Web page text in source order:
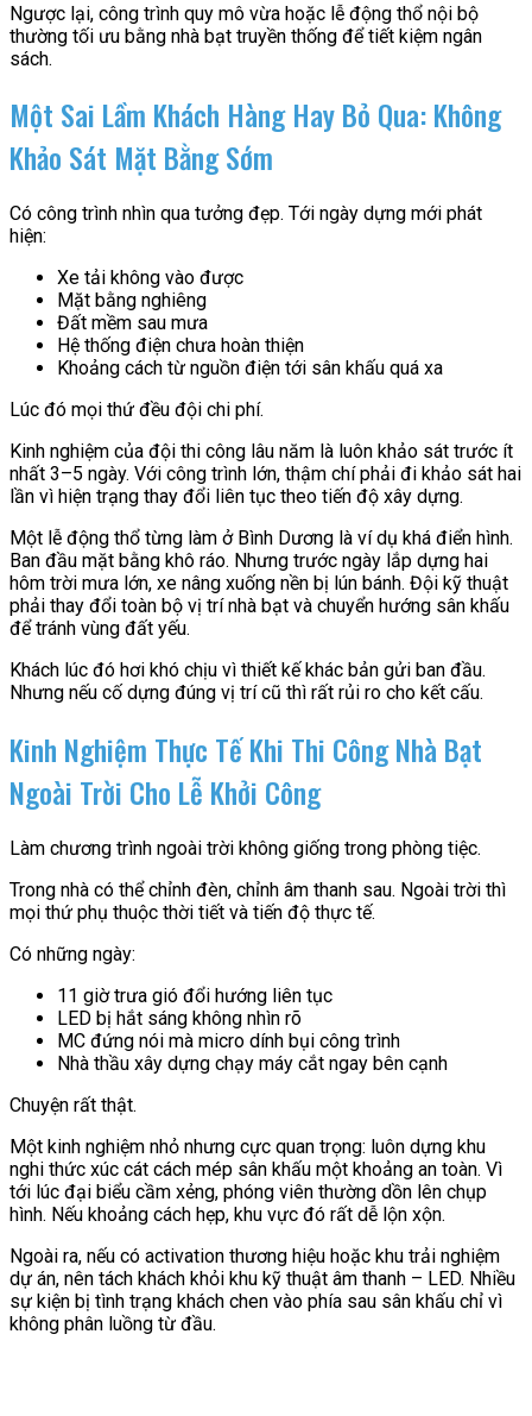
Ngược lại, công trình quy mô vừa hoặc lễ động thổ nội bộ
thường tối ưu bằng nhà bạt truyền thống để tiết kiệm ngân
sách.
Một Sai Lầm Khách Hàng Hay Bỏ Qua: Không
Khảo Sát Mặt Bằng Sớm
Có công trình nhìn qua tưởng đẹp. Tới ngày dựng mới phát
hiện:
Xe tải không vào được
Mặt bằng nghiêng
Đất mềm sau mưa
Hệ thống điện chưa hoàn thiện
Khoảng cách từ nguồn điện tới sân khấu quá xa
Lúc đó mọi thứ đều đội chi phí.
Kinh nghiệm của đội thi công lâu năm là luôn khảo sát trước ít
nhất 3–5 ngày. Với công trình lớn, thậm chí phải đi khảo sát hai
lần vì hiện trạng thay đổi liên tục theo tiến độ xây dựng.
Một lễ động thổ từng làm ở Bình Dương là ví dụ khá điển hình.
Ban đầu mặt bằng khô ráo. Nhưng trước ngày lắp dựng hai
hôm trời mưa lớn, xe nâng xuống nền bị lún bánh. Đội kỹ thuật
phải thay đổi toàn bộ vị trí nhà bạt và chuyển hướng sân khấu
để tránh vùng đất yếu.
Khách lúc đó hơi khó chịu vì thiết kế khác bản gửi ban đầu.
Nhưng nếu cố dựng đúng vị trí cũ thì rất rủi ro cho kết cấu.
Kinh Nghiệm Thực Tế Khi Thi Công Nhà Bạt
Ngoài Trời Cho Lễ Khởi Công
Làm chương trình ngoài trời không giống trong phòng tiệc.
Trong nhà có thể chỉnh đèn, chỉnh âm thanh sau. Ngoài trời thì
mọi thứ phụ thuộc thời tiết và tiến độ thực tế.
Có những ngày:
11 giờ trưa gió đổi hướng liên tục
LED bị hắt sáng không nhìn rõ
MC đứng nói mà micro dính bụi công trình
Nhà thầu xây dựng chạy máy cắt ngay bên cạnh
Chuyện rất thật.
Một kinh nghiệm nhỏ nhưng cực quan trọng: luôn dựng khu
nghi thức xúc cát cách mép sân khấu một khoảng an toàn. Vì
tới lúc đại biểu cầm xẻng, phóng viên thường dồn lên chụp
hình. Nếu khoảng cách hẹp, khu vực đó rất dễ lộn xộn.
Ngoài ra, nếu có activation thương hiệu hoặc khu trải nghiệm
dự án, nên tách khách khỏi khu kỹ thuật âm thanh – LED. Nhiều
sự kiện bị tình trạng khách chen vào phía sau sân khấu chỉ vì
không phân luồng từ đầu.